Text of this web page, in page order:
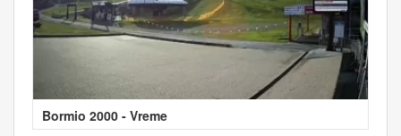
Bormio 2000 - Vreme